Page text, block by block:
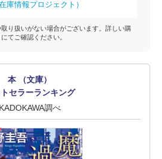
庫情報プロジェクト）
り扱いがない場合がございます。詳しい購
てご確認ください。
本 （文庫）
セラーランキング
KADOKAWA調べ